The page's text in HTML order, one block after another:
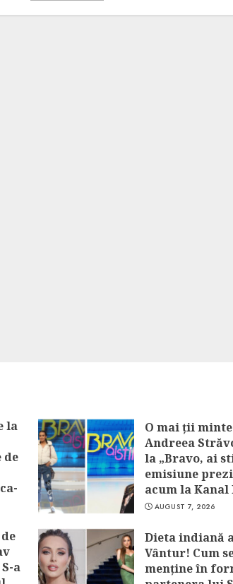
la
de
O mai ții
Andreea
la „Bravo, ai
emisiune
acum la Kanal
AUGUST 7, 2026
a
Dieta indiană
Vântur! Cum
menține în